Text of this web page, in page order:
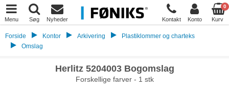
Menu Søg Nyheder Kontakt Konto
0
Kurv
Forside Kontor Arkivering
Plastiklommer og charteks
Omslag
Herlitz 5204003 Bogomslag
Forskellige farver - 1 stk